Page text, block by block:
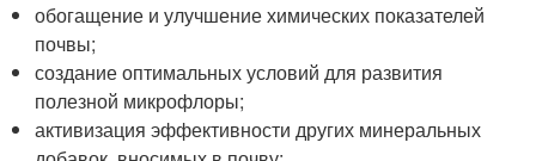
обогащение и улучшение химических показателей
почвы;
создание оптимальных условий для развития
полезной микрофлоры;
активизация эффективности других минеральных